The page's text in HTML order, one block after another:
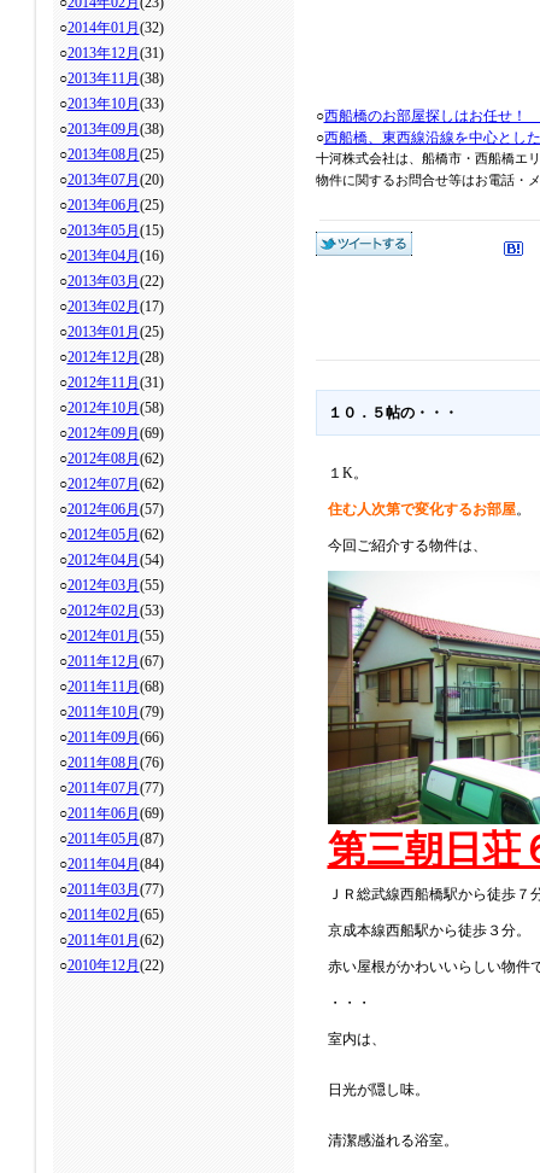
○2014年01月 (32)
○2013年12月 (31)
○2013年11月 (38)
○2013年10月 (33)
○2013年09月 (38)
○2013年08月 (25)
○2013年07月 (20)
○2013年06月 (25)
○2013年05月 (15)
○2013年04月 (16)
○2013年03月 (22)
○2013年02月 (17)
○2013年01月 (25)
○2012年12月 (28)
○2012年11月 (31)
○2012年10月 (58)
○2012年09月 (69)
○2012年08月 (62)
○2012年07月 (62)
○2012年06月 (57)
○2012年05月 (62)
○2012年04月 (54)
○2012年03月 (55)
○2012年02月 (53)
○2012年01月 (55)
○2011年12月 (67)
○2011年11月 (68)
○2011年10月 (79)
○2011年09月 (66)
○2011年08月 (76)
○2011年07月 (77)
○2011年06月 (69)
○2011年05月 (87)
○2011年04月 (84)
○2011年03月 (77)
○2011年02月 (65)
○2011年01月 (62)
○2010年12月 (22)
○西船橋のお部屋探しはお任せ！
○西船橋、東西線沿線を中心とし
十河株式会社は、船橋市・西船橋エ
物件に関するお問合せ等はお電話・
１０．５帖の・・・
１K。
住む人次第で変化するお部屋。
今回ご紹介する物件は、
第三朝日荘
ＪＲ総武線西船橋駅から徒歩７
京成本線西船駅から徒歩３分。
赤い屋根がかわいいらしい物件
・・・
室内は、
日光が隠し味。
清潔感溢れる浴室。